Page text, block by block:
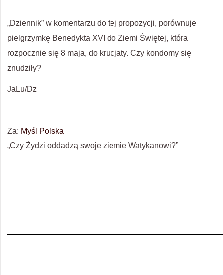
„Dziennik” w komentarzu do tej propozycji, porównuje
pielgrzymkę Benedykta XVI do Ziemi Świętej, która
rozpocznie się 8 maja, do krucjaty. Czy kondomy się
znudziły?
JaLu/Dz
Za: Myśl Polska
„Czy Żydzi oddadzą swoje ziemie Watykanowi?”
.